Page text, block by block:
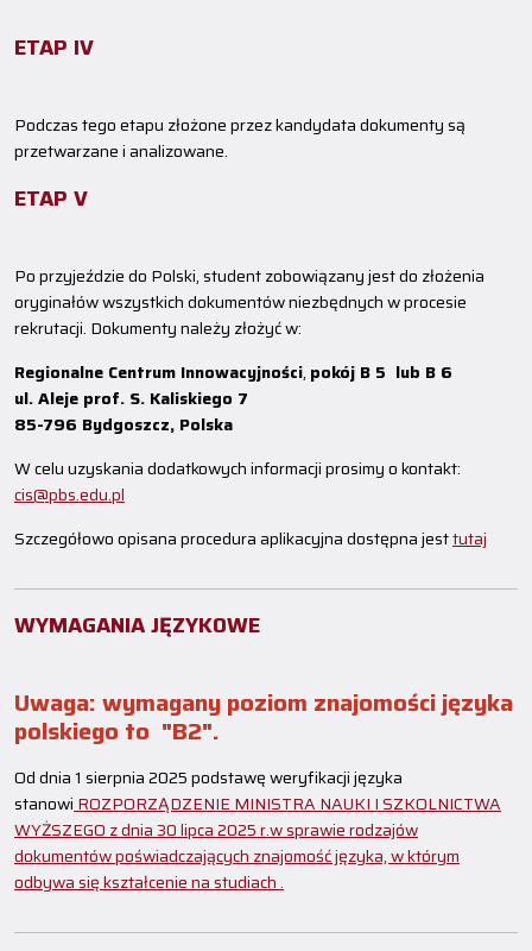
ETAP IV
Podczas tego etapu złożone przez kandydata dokumenty są
przetwarzane i analizowane.
ETAP V
Po przyjeździe do Polski, student zobowiązany jest do złożenia
oryginałów wszystkich dokumentów niezbędnych w procesie
rekrutacji. Dokumenty należy złożyć w:
Regionalne Centrum Innowacyjności, pokój B 5 lub B 6
ul. Aleje prof. S. Kaliskiego 7
85-796 Bydgoszcz, Polska
W celu uzyskania dodatkowych informacji prosimy o kontakt:
cis@pbs.edu.pl
Szczegółowo opisana procedura aplikacyjna dostępna jesttutaj
WYMAGANIA JĘZYKOWE
Uwaga: wymagany poziom znajomości języka
polskiego to "B2".
Od dnia 1 sierpnia 2025 podstawę weryfikacji języka
stanowi ROZPORZĄDZENIE MINISTRA NAUKI I SZKOLNICTWA
WYŻSZEGO z dnia 30 lipca 2025 r.w sprawie rodzajów
dokumentów poświadczających znajomość języka, w którym
odbywa się kształcenie na studiach .